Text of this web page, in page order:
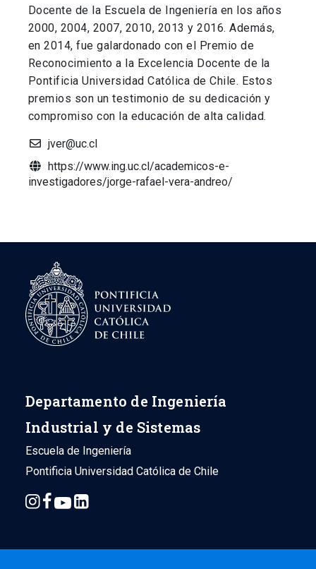
Docente de la Escuela de Ingeniería en los años
2000, 2004, 2007, 2010, 2013 y 2016. Además,
en 2014, fue galardonado con el Premio de
Reconocimiento a la Excelencia Docente de la
Pontificia Universidad Católica de Chile. Estos
premios son un testimonio de su dedicación y
compromiso con la educación de alta calidad.
jver@uc.cl
https://www.ing.uc.cl/academicos-e-
investigadores/jorge-rafael-vera-andreo/
Departamento de Ingeniería
Industrial y de Sistemas
Escuela de Ingeniería
Pontificia Universidad Católica de Chile